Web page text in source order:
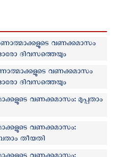
വണക്കമാസം
ദിവസത്തെയും
ശബ്ദത്തിൽ
വണക്കമാസം
ദിവസത്തെയും
ശബ്ദത്തിൽ
വണക്കമാസം: മുപ്പതാം
വണക്കമാസം:
തീയതി